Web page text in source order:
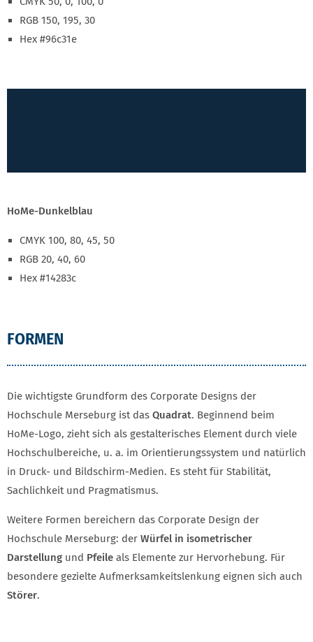
RGB 150, 195, 30
Hex #96c31e
HoMe-Dunkelblau
CMYK 100, 80, 45, 50
RGB 20, 40, 60
Hex #14283c
FORMEN
Die wichtigste Grundform des Corporate Designs der
Hochschule Merseburg ist das Quadrat. Beginnend beim
HoMe-Logo, zieht sich als gestalterisches Element durch viele
Hochschul­bereiche, u. a. im Orientierungs­system und natürlich
in Druck- und Bildschirm-Medien. Es steht für Stabilität,
Sachlichkeit und Pragmatismus.
Weitere Formen bereichern das Corporate Design der
Hochschule Merseburg: der Würfel in isometrischer
Darstellung und Pfeile als Elemente zur Hervorhebung. Für
besondere gezielte Aufmerksamkeits­lenkung eignen sich auch
Störer.